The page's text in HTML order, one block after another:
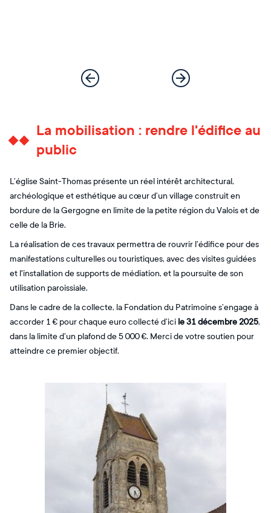
La mobilisation : rendre l'édifice au
public
L’église Saint-Thomas présente un réel intérêt architectural,
archéologique et esthétique au cœur d’un village construit en
bordure de la Gergogne en limite de la petite région du Valois et de
celle de la Brie.
La réalisation de ces travaux permettra de rouvrir l’édifice pour des
manifestations culturelles ou touristiques, avec des visites guidées
et l'installation de supports de médiation, et la poursuite de son
utilisation paroissiale.
Dans le cadre de la collecte, la Fondation du Patrimoine s’engage à
accorder 1 € pour chaque euro collecté d’ici le 31 décembre 2025,
dans la limite d’un plafond de 5 000 €. Merci de votre soutien pour
atteindre ce premier objectif.